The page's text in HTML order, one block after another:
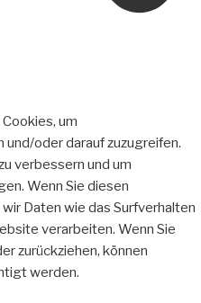
um
oder darauf zuzugreifen.
verbessern und um
Wenn Sie diesen
Daten wie das Surfverhalten
verarbeiten. Wenn Sie
zurückziehen, können
werden.